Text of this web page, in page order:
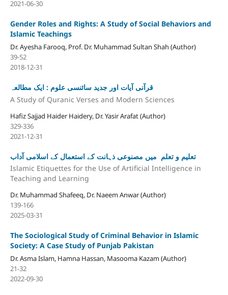
2021-06-30
Gender Roles and Rights: A Study of Social Behaviors and
Islamic Teachings
Dr. Ayesha Farooq, Prof. Dr. Muhammad Sultan Shah (Author)
39-52
2018-12-31
قرآنی آیات اور جدید سائنسی علوم : ایک مطالعہ
A Study of Quranic Verses and Modern Sciences
Hafiz Sajjad Haider Haidery, Dr. Yasir Arafat (Author)
329-336
2021-12-31
تعلیم و تعلم میں مصنوعی ذہانت کے استعمال کے اسلامی آداب
Islamic Etiquettes for the Use of Artificial Intelligence in
Teaching and Learning
Dr. Muhammad Shafeeq, Dr. Naeem Anwar (Author)
139-166
2025-03-31
The Sociological Study of Criminal Behavior in Islamic
Society: A Case Study of Punjab Pakistan
Dr. Asma Islam, Hamna Hassan, Masooma Kazam (Author)
21-32
2022-09-30